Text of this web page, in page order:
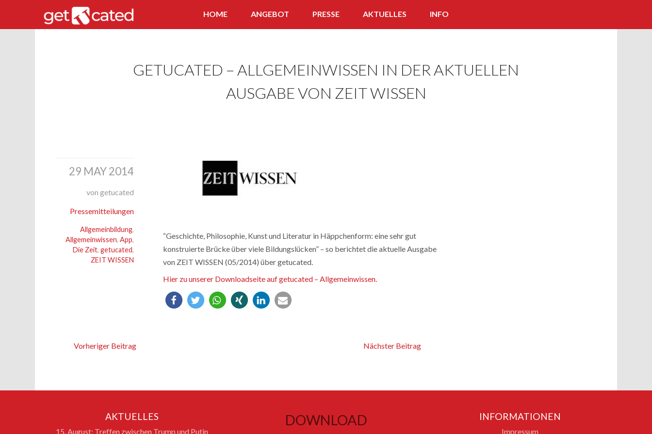
HOME ANGEBOT
FERNLEHRGANG
QUIZ
PRESSE AKTUELLES INFO
KONTAKT
GETUCATED – ALLGEMEINWISSEN IN DER AKTUELLEN
AUSGABE VON ZEIT WISSEN
29 MAY 2014
von getucated
Pressemitteilungen
Allgemeinbildung,
Allgemeinwissen, App,
Die Zeit, getucated,
ZEIT WISSEN
“Geschichte, Philosophie, Kunst und Literatur in Häppchenform: eine sehr gut
konstruierte Brücke über viele Bildungslücken” – so berichtet die aktuelle Ausgabe
von ZEIT WISSEN (05/2014) über getucated.
Hier zu unserer Downloadseite auf getucated – Allgemeinwissen.
Vorheriger Beitrag Nächster Beitrag
AKTUELLES
15. August: Treffen zwischen Trump und Putin
DOWNLOAD INFORMATIONEN
Impressum